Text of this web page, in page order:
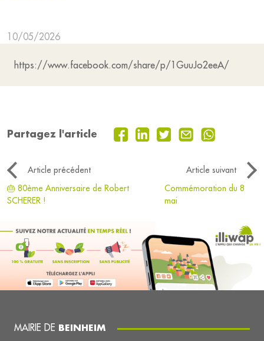
10/05/2026
https://www.facebook.com/share/p/1GuuJo2eeA/
Partagez l'article
Article précédent
Article suivant
🎂 80ème Anniversaire de Robert
SCHERER !
Commémoration du 8
mai
MAIRIE DE BEINHEIM